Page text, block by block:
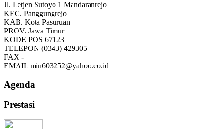
Jl. Letjen Sutoyo 1 Mandaranrejo
KEC. Panggungrejo
KAB. Kota Pasuruan
PROV. Jawa Timur
KODE POS 67123
TELEPON (0343) 429305
FAX -
EMAIL min603252@yahoo.co.id
Agenda
Prestasi